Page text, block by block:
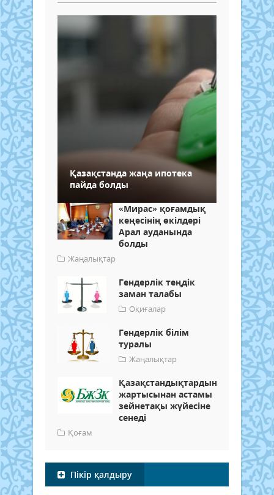
Қазақстанда жаңа ипотека
пайда болды
«Мирас» қоғамдық
кеңесінің өкілдері
Арал ауданында
болды
Жаңалықтар
Гендерлік теңдік
заман талабы
Оқиғалар
Гендерлік білім
туралы
Жаңалықтар
Қазақстандықтардың
жартысынан астамы
зейнетақы жүйесіне
сенеді
Қоғам
Пікір қалдыру